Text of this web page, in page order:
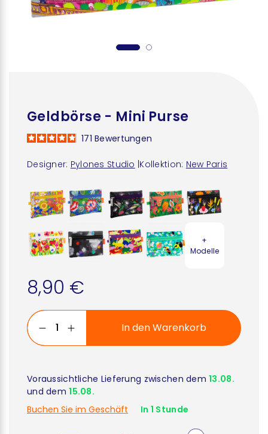
Geldbörse - Mini Purse
Designer: Pylones Studio Kollektion: New Paris
171Bewertungen
+
Modelle
8,90 €
In den Warenkorb
Voraussichtliche Lieferung zwischen dem13.08.
und dem15.08.
Buchen Sie im Geschäft
In 1 Stunde